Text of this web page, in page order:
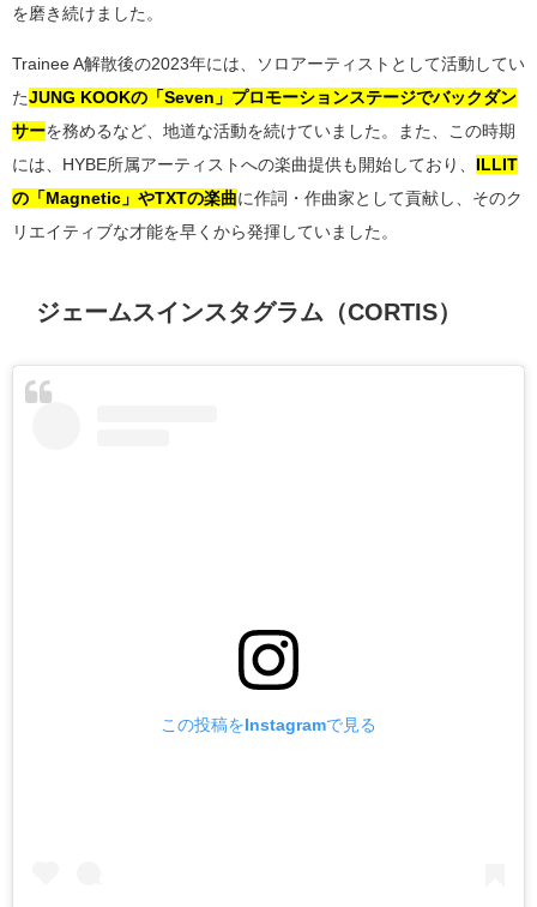
を磨き続けました。
Trainee A解散後の2023年には、ソロアーティストとして活動してい
たJUNG KOOKの「Seven」プロモーションステージでバックダン
サーを務めるなど、地道な活動を続けていました。また、この時期
には、HYBE所属アーティストへの楽曲提供も開始しており、 ILLIT
の「Magnetic」やTXTの楽曲に作詞・作曲家として貢献し、そのク
リエイティブな才能を早くから発揮していました。
ジェームスインスタグラム（CORTIS）
この投稿をInstagramで見る